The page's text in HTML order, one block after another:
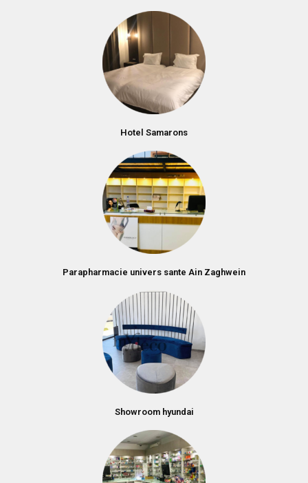
Hotel Samarons
Parapharmacie univers sante Ain Zaghwein
Showroom hyundai